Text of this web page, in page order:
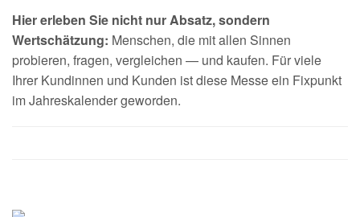
Hier erleben Sie nicht nur Absatz, sondern
Wertschätzung: Menschen, die mit allen Sinnen
probieren, fragen, vergleichen — und kaufen. Für viele
Ihrer Kundinnen und Kunden ist diese Messe ein Fixpunkt
im Jahreskalender geworden.